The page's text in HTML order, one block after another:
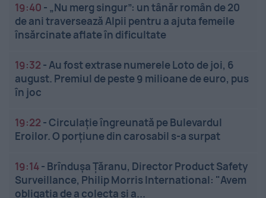
19:40 - „Nu merg singur”: un tânăr român de 20
de ani traversează Alpii pentru a ajuta femeile
însărcinate aflate în dificultate
19:32 -Au fost extrase numerele Loto de joi, 6
august. Premiul de peste 9 milioane de euro, pus
în joc
19:22 -Circulație îngreunată pe Bulevardul
Eroilor. O porțiune din carosabil s-a surpat
19:14- Brîndușa Țăranu, Director Product Safety
Surveillance, Philip Morris International: "Avem
obligația de a colecta și a...